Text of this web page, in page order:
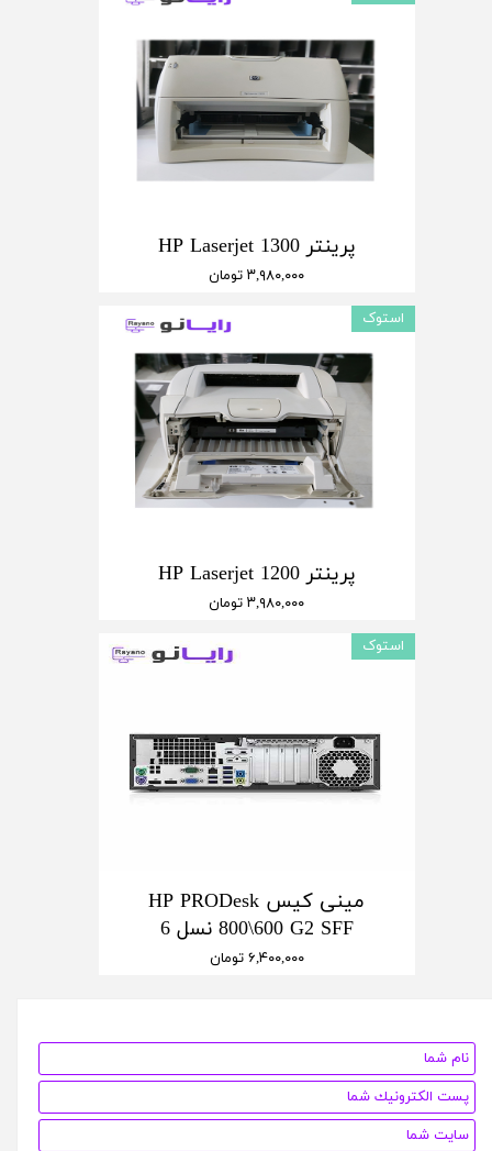
پرینتر HP Laserjet 1300
۳,۹۸۰,۰۰۰ تومان
پرینتر HP Laserjet 1200
۳,۹۸۰,۰۰۰ تومان
استوک
مینی کیس HP PRODesk
800\600 G2 SFF نسل 6
۶,۴۰۰,۰۰۰ تومان
استوک